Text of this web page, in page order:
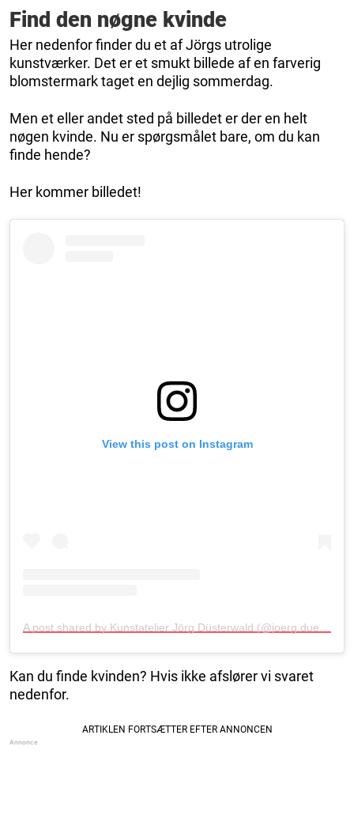
Find den nøgne kvinde
Her nedenfor finder du et af Jörgs utrolige
kunstværker. Det er et smukt billede af en farverig
blomstermark taget en dejlig sommerdag.
Men et eller andet sted på billedet er der en helt
nøgen kvinde. Nu er spørgsmålet bare, om du kan
finde hende?
Her kommer billedet!
View this post on Instagram
Kan du finde kvinden? Hvis ikke afslører vi svaret
nedenfor.